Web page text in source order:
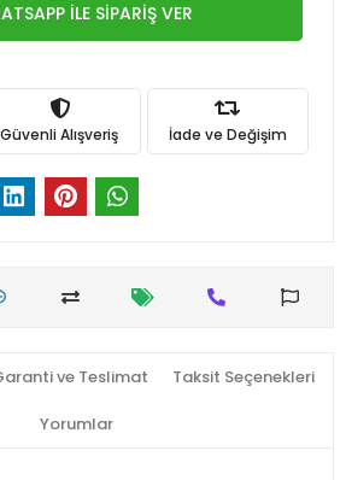
İLE SİPARİŞ VER
Güvenli Alışveriş İade ve Değişim
ve Teslimat Taksit Seçenekleri
Yorumlar